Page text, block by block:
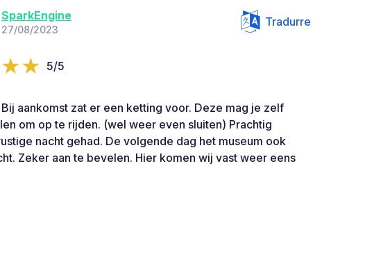
SparkEngine
27/08/2023
Tradurre
5/5
aankomst zat er een ketting voor. Deze mag je zelf
om op te rijden. (wel weer even sluiten) Prachtig
nacht gehad. De volgende dag het museum ook
Zeker aan te bevelen. Hier komen wij vast weer eens